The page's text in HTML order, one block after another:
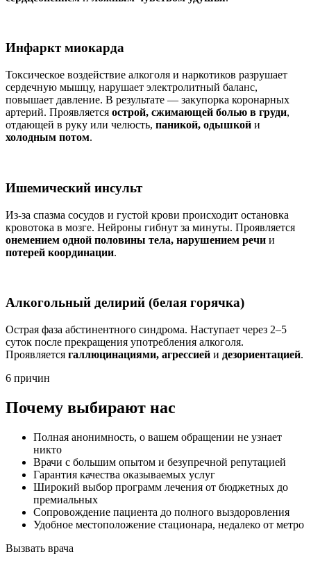
Инфаркт миокарда
Токсическое воздействие алкоголя и наркотиков разрушает
сердечную мышцу, нарушает электролитный баланс,
повышает давление. В результате — закупорка коронарных
артерий. Проявляется острой, сжимающей болью в груди,
отдающей в руку или челюсть, паникой, одышкой и
холодным потом.
Ишемический инсульт
Из-за спазма сосудов и густой крови происходит остановка
кровотока в мозге. Нейроны гибнут за минуты. Проявляется
онемением одной половины тела, нарушением речи и
потерей координации.
Алкогольный делирий (белая горячка)
Острая фаза абстинентного синдрома. Наступает через 2–5
суток после прекращения употребления алкоголя.
Проявляется галлюцинациями, агрессией и дезориентацией.
6 причин
Почему выбирают нас
Полная анонимность, о вашем обращении не узнает
никто
Врачи с большим опытом и безупречной репутацией
Гарантия качества оказываемых услуг
Широкий выбор программ лечения от бюджетных до
премиальных
Сопровождение пациента до полного выздоровления
Удобное местоположение стационара, недалеко от метро
Вызвать врача